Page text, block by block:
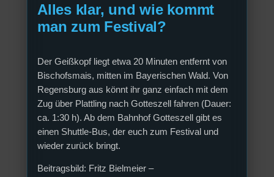
Alles klar, und wie kommt
man zum Festival?
Der Geißkopf liegt etwa 20 Minuten entfernt von
Bischofsmais, mitten im Bayerischen Wald. Von
Regensburg aus könnt ihr ganz einfach mit dem
Zug über Plattling nach Gotteszell fahren (Dauer:
ca. 1:30 h). Ab dem Bahnhof Gotteszell gibt es
einen Shuttle-Bus, der euch zum Festival und
wieder zurück bringt.
Beitragsbild: Fritz Bielmeier –